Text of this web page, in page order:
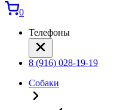
0
Телефоны
8 (916) 028-19-19
Собаки